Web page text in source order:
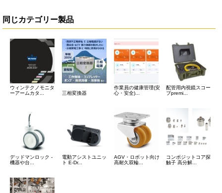
同じカテゴリー製品
ウィンテクノモニタ
ーアームカタ...
三相変換器
作業員の健康管理(安
心・安全)...
配管用内視鏡スコー
プpremi...
デッドマンロック -
機器や台...
電動アシストユニッ
ト E-Dr...
AGV・ロボット向け
高耐久双輪...
コンポジットコア探
触子 高分解...